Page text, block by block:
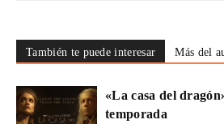
También te puede interesar Más del
«La casa del
temporada